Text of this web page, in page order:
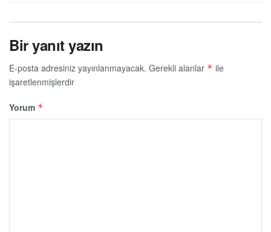
Bir yanıt yazın
E-posta adresiniz yayınlanmayacak. Gerekli alanlar * ile
işaretlenmişlerdir
Yorum *